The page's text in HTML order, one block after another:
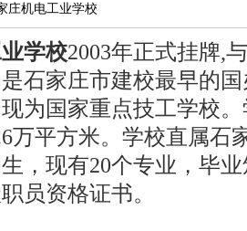
庄机电工业学校
学校2003年正式挂牌,
石家庄市建校最早的
为国家重点技工学校
万平方米。学校直属石
，现有20个专业，毕
员资格证书。